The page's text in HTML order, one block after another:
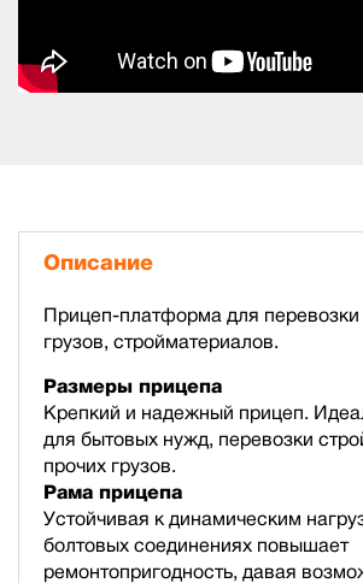
Описание
Прицеп-платформа для
грузов, стройматериалов.
Размеры прицепа
Крепкий и надежный прицеп.
для бытовых нужд, перевозки
прочих грузов.
Рама прицепа
Устойчивая к динамическим
болтовых соединениях повышает
ремонтопригодность, давая